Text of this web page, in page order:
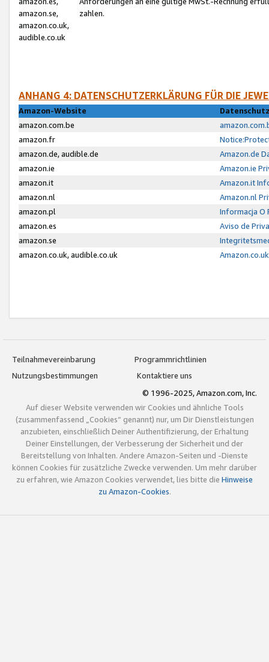
amazon.se,
amazon.co.uk,
audible.co.uk
zahlen.
ANHANG 4: DATENSCHUTZERKLÄRUNG FÜR DIE
Amazon-Website
amazon.com.be
amazon.fr
amazon.de, audible.de
Amazon.de
amazon.ie
Amazon.ie
amazon.it
Amazon.it
amazon.nl
Amazon.nl
amazon.pl
Informacja O
amazon.es
Aviso de
amazon.se
amazon.co.uk, audible.co.uk
Teilnahmevereinbarung
Programmrichtlinien
Nutzungsbestimmungen
Kontaktiere uns
© 1996-2025, Amazon.com, Inc.
Auf dieser Website verwenden wir Cookies und ähnliche Tools
(zusammenfassend „Cookies“ genannt) nur, um Dir Dienstleistungen
anzubieten, einschließlich Deiner Authentifizierung, der Erhaltung
Deiner Einstellungen, der Verbesserung der Sicherheit und der
Bereitstellung von Inhalten. Andere Amazon-Seiten und -Dienste
können Cookies für zusätzliche Zwecke verwenden. Um mehr darüber
zu erfahren, wie Amazon Cookies verwendet, lies bitte die Hinweise
zu Amazon-Cookies.